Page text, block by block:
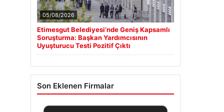
05/08/2026
Etimesgut Belediyesi’nde Geniş Kapsamlı
Soruşturma: Başkan Yardımcısının
Uyuşturucu Testi Pozitif Çıktı
Son Eklenen Firmalar